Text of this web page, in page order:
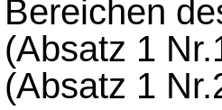
Bereichen
(Absatz 1
(Absatz 1